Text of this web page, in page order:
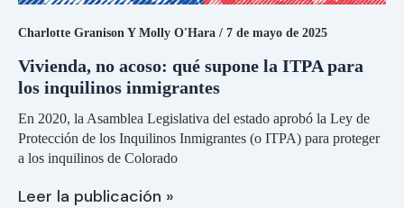
Charlotte Granison Y Molly O'Hara / 7 de mayo de 2025
Vivienda, no acoso: qué supone la ITPA para
los inquilinos inmigrantes
En 2020, la Asamblea Legislativa del estado aprobó la Ley de
Protección de los Inquilinos Inmigrantes (o ITPA) para proteger
a los inquilinos de Colorado
Leer la publicación »